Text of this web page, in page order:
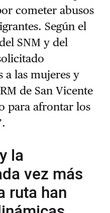
cometer abusos
Según el
SNM y del
a las mujeres y
de San Vicente
para afrontar los
la
vez más
ruta han